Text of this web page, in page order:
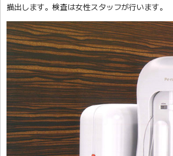
描出します。検査は女性スタッフが行います。